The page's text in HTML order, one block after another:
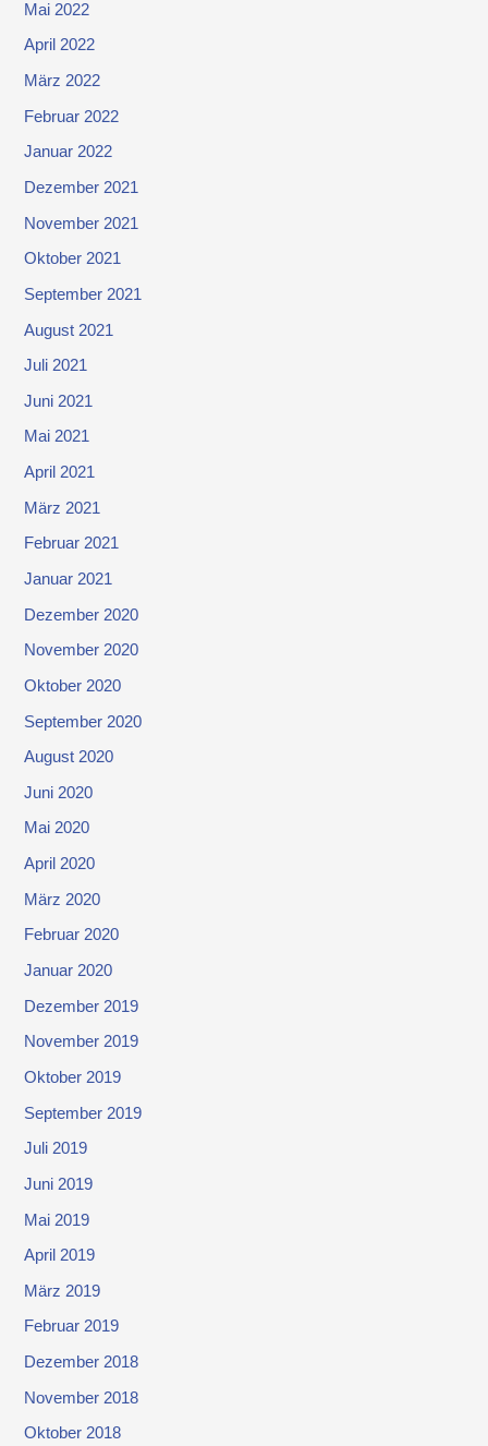
Mai 2022
April 2022
März 2022
Februar 2022
Januar 2022
Dezember 2021
November 2021
Oktober 2021
September 2021
August 2021
Juli 2021
Juni 2021
Mai 2021
April 2021
März 2021
Februar 2021
Januar 2021
Dezember 2020
November 2020
Oktober 2020
September 2020
August 2020
Juni 2020
Mai 2020
April 2020
März 2020
Februar 2020
Januar 2020
Dezember 2019
November 2019
Oktober 2019
September 2019
Juli 2019
Juni 2019
Mai 2019
April 2019
März 2019
Februar 2019
Dezember 2018
November 2018
Oktober 2018